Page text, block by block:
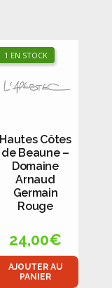
Hautes Côtes
de Beaune –
Domaine
Arnaud
Germain
Rouge
24,00€
AJOUTER AU
PANIER
1 EN STOCK